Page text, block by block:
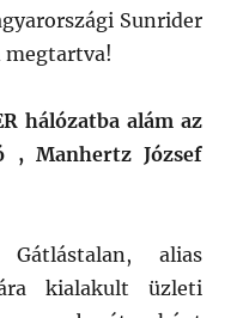
Sunrider
megtartva!
hálózatba alám az
, Manhertz József
alias
kialakult üzleti